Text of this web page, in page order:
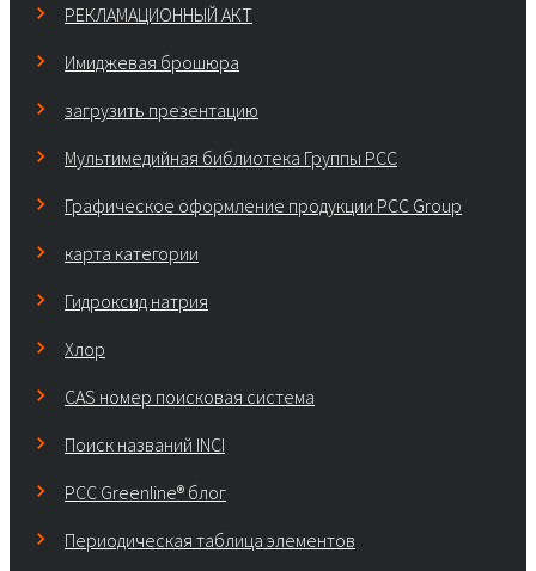
РЕКЛАМАЦИОННЫЙ АКТ
Имиджевая брошюра
загрузить презентацию
Мультимедийная библиотека Группы РСС
Графическое оформление продукции PCC Group
карта категории
Гидроксид натрия
Хлор
CAS номер поисковая система
Поиск названий INCI
PCC Greenline® блог
Периодическая таблица элементов